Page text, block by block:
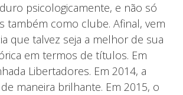
psicologicamente, e não só
também como clube. Afinal, vem
que talvez seja a melhor de sua
em termos de títulos. Em
Libertadores. Em 2014, a
maneira brilhante. Em 2015, o